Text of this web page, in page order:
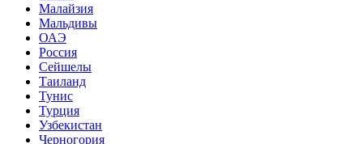
Малайзия
Мальдивы
ОАЭ
Россия
Сейшелы
Таиланд
Тунис
Турция
Узбекистан
Черногория